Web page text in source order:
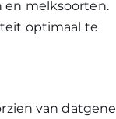
en melksoorten.
optimaal te
van datgene